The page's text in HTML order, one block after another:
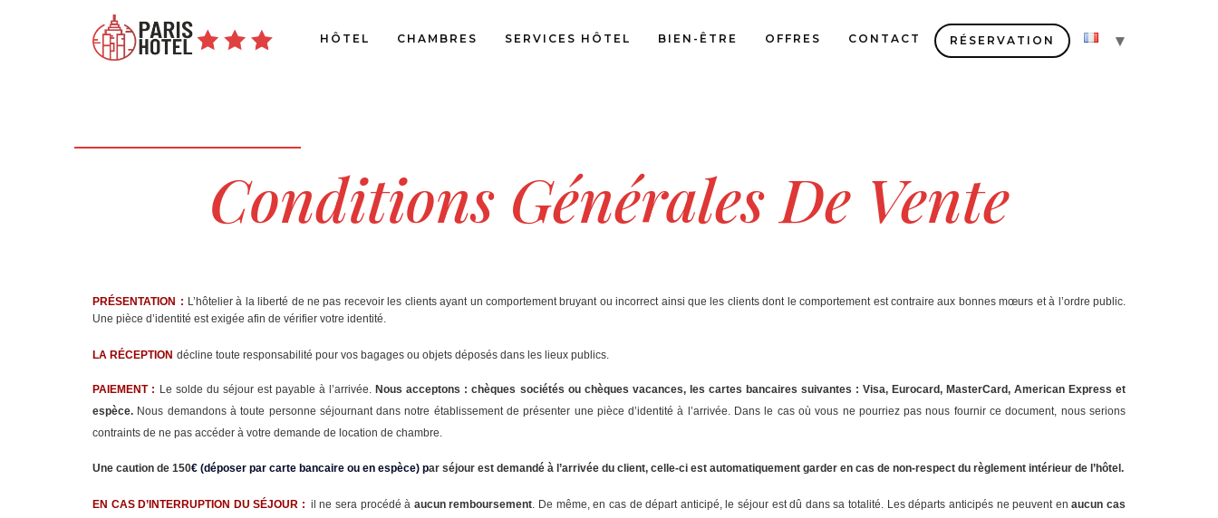
HÔTEL CHAMBRES SERVICES HÔTEL BIEN-ÊTRE OFFRES CONTACT RÉSERVATION
Conditions Générales De Vente
PRÉSENTATION : L’hôtelier à la liberté de ne pas recevoir les clients ayant un comportement bruyant ou incorrect ainsi que les clients dont le comportement est contraire aux bonnes mœurs et à l’ordre public.
Une pièce d’identité est exigée afin de vérifier votre identité.
LA RÉCEPTION décline toute responsabilité pour vos bagages ou objets déposés dans les lieux publics.
PAIEMENT : Le solde du séjour est payable à l’arrivée. Nous acceptons : chèques sociétés ou chèques vacances, les cartes bancaires suivantes : Visa, Eurocard, MasterCard, American Express et
espèce. Nous demandons à toute personne séjournant dans notre établissement de présenter une pièce d’identité à l’arrivée. Dans le cas où vous ne pourriez pas nous fournir ce document, nous serions
contraints de ne pas accéder à votre demande de location de chambre.
Une caution de 150€ (déposer par carte bancaire ou en espèce) par séjour est demandé à l’arrivée du client, celle-ci est automatiquement garder en cas de non-respect du règlement intérieur de l’hôtel.
EN CAS D’INTERRUPTION DU SÉJOUR : il ne sera procédé à aucun remboursement . De même, en cas de départ anticipé, le séjour est dû dans sa totalité. Les départs anticipés ne peuvent enaucun cas